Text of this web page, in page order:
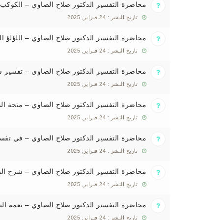
محاضرة التفسير الدكتور صلاح الصاوي –
تاريخ النشر : 24 فبراير, 2025
محاضرة التفسير الدكتور صلاح الصاوي – اللؤلؤ
تاريخ النشر : 24 فبراير, 2025
محاضرة التفسير الدكتور صلاح الصاوي –
تاريخ النشر : 24 فبراير, 2025
محاضرة التفسير الدكتور صلاح الصاوي – منحة
تاريخ النشر : 24 فبراير, 2025
محاضرة التفسير الدكتور صلاح الصاوي – في
تاريخ النشر : 24 فبراير, 2025
محاضرة التفسير الدكتور صلاح الصاوي – شرح
تاريخ النشر : 24 فبراير, 2025
محاضرة التفسير الدكتور صلاح الصاوي – نعمة
تاريخ النشر : 24 فبراير, 2025